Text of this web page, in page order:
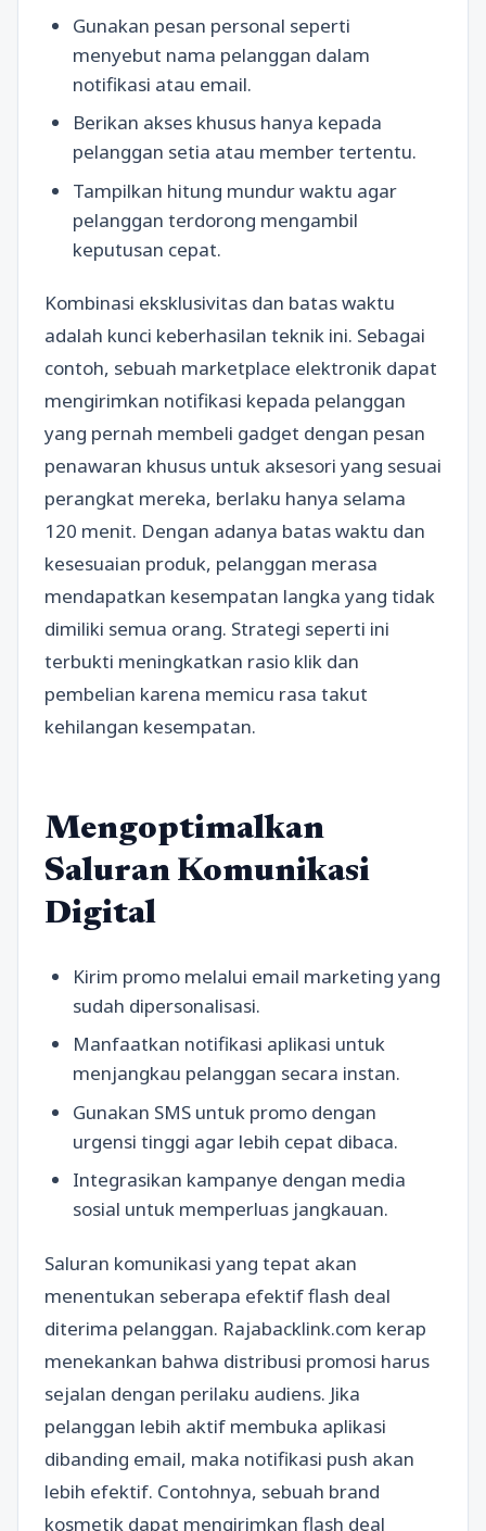
Gunakan pesan personal seperti
menyebut nama pelanggan dalam
notifikasi atau email.
Berikan akses khusus hanya kepada
pelanggan setia atau member tertentu.
Tampilkan hitung mundur waktu agar
pelanggan terdorong mengambil
keputusan cepat.
Kombinasi eksklusivitas dan batas waktu
adalah kunci keberhasilan teknik ini. Sebagai
contoh, sebuah marketplace elektronik dapat
mengirimkan notifikasi kepada pelanggan
yang pernah membeli gadget dengan pesan
penawaran khusus untuk aksesori yang sesuai
perangkat mereka, berlaku hanya selama
120 menit. Dengan adanya batas waktu dan
kesesuaian produk, pelanggan merasa
mendapatkan kesempatan langka yang tidak
dimiliki semua orang. Strategi seperti ini
terbukti meningkatkan rasio klik dan
pembelian karena memicu rasa takut
kehilangan kesempatan.
Mengoptimalkan
Saluran Komunikasi
Digital
Kirim promo melalui email marketing yang
sudah dipersonalisasi.
Manfaatkan notifikasi aplikasi untuk
menjangkau pelanggan secara instan.
Gunakan SMS untuk promo dengan
urgensi tinggi agar lebih cepat dibaca.
Integrasikan kampanye dengan media
sosial untuk memperluas jangkauan.
Saluran komunikasi yang tepat akan
menentukan seberapa efektif flash deal
diterima pelanggan. Rajabacklink.com kerap
menekankan bahwa distribusi promosi harus
sejalan dengan perilaku audiens. Jika
pelanggan lebih aktif membuka aplikasi
dibanding email, maka notifikasi push akan
lebih efektif. Contohnya, sebuah brand
kosmetik dapat mengirimkan flash deal